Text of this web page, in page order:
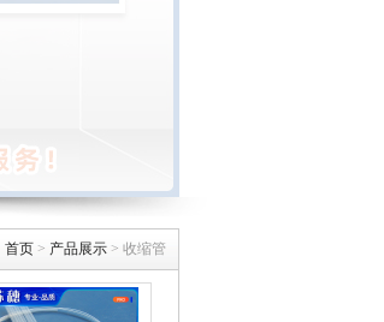
首页> 产品展示> 收缩管